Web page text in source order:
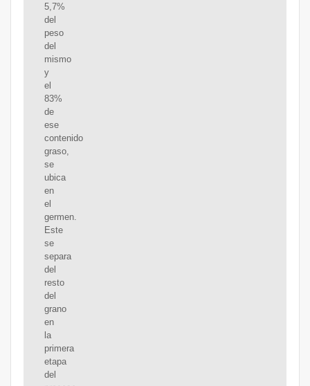
5,7%
del
peso
del
mismo
y
el
83%
de
ese
contenido
graso,
se
ubica
en
el
germen.
Este
se
separa
del
resto
del
grano
en
la
primera
etapa
del